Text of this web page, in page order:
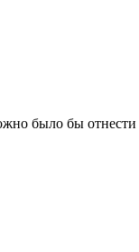
было бы